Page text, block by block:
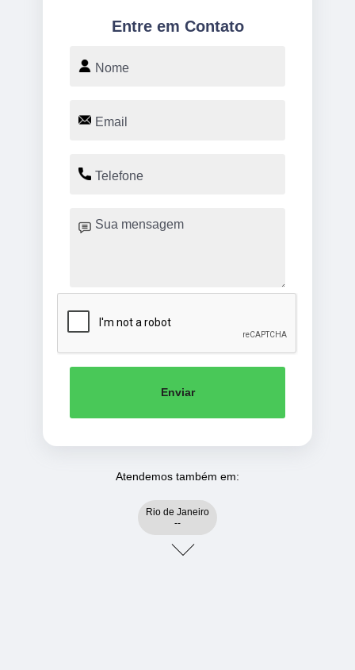
Entre em Contato
Enviar
Atendemos também em:
Rio de Janeiro
--